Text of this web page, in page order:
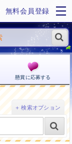
無料会員登録
懸賞に応募する